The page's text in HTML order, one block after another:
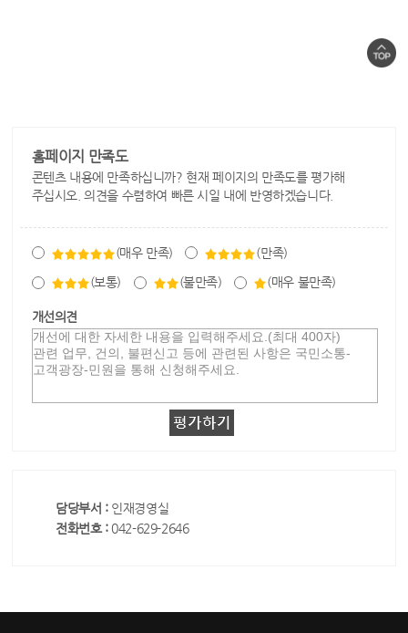
홈페이지 만족도
콘텐츠 내용에 만족하십니까? 현재 페이지의 만족도를 평가해
주십시오. 의견을 수렴하여 빠른 시일 내에 반영하겠습니다.
(매우 만족) (만족)
(보통) (불만족) (매우 불만족)
개선의견
담당부서 : 인재경영실
전화번호 : 042-629-2646